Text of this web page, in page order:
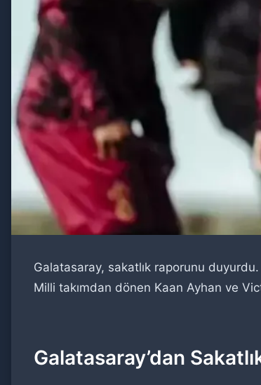
Galatasaray, sakatlık raporunu
Milli takımdan dönen Kaan Ayhan ve
Galatasaray’dan